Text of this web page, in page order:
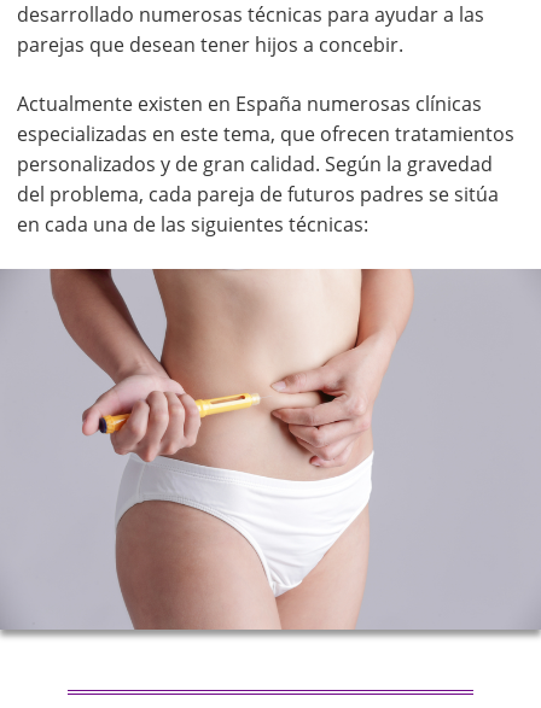
desarrollado numerosas técnicas para ayudar a las
parejas que desean tener hijos a concebir.
Actualmente existen en España numerosas clínicas
especializadas en este tema, que ofrecen tratamientos
personalizados y de gran calidad. Según la gravedad
del problema, cada pareja de futuros padres se sitúa
en cada una de las siguientes técnicas: